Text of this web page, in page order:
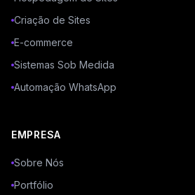
Criação de Sites
E-commerce
Sistemas Sob Medida
Automação WhatsApp
EMPRESA
Sobre Nós
Portfólio